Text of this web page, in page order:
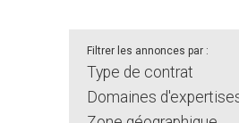
Filtrer les annonces par :
Type de contrat
Domaines